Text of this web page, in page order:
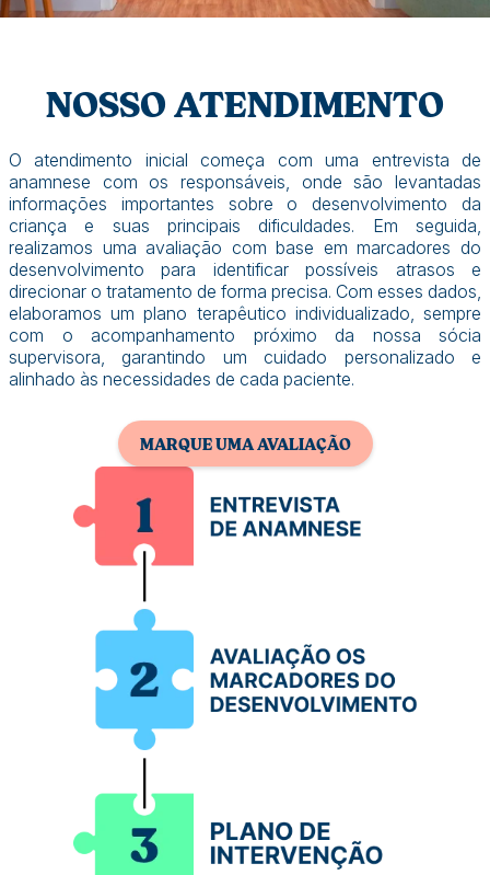
NOSSO ATENDIMENTO
O atendimento inicial começa com uma entrevista de
anamnese com os responsáveis, onde são levantadas
informações importantes sobre o desenvolvimento da
criança e suas principais dificuldades. Em seguida,
realizamos uma avaliação com base em marcadores do
desenvolvimento para identificar possíveis atrasos e
direcionar o tratamento de forma precisa. Com esses dados,
elaboramos um plano terapêutico individualizado, sempre
com o acompanhamento próximo da nossa sócia
supervisora, garantindo um cuidado personalizado e
alinhado às necessidades de cada paciente.
MARQUE UMA AVALIAÇÃO